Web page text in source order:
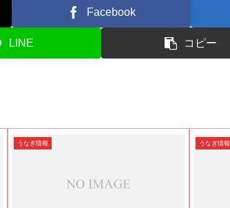
Facebook
LINE コピー
うなぎ情報 うなぎ情報